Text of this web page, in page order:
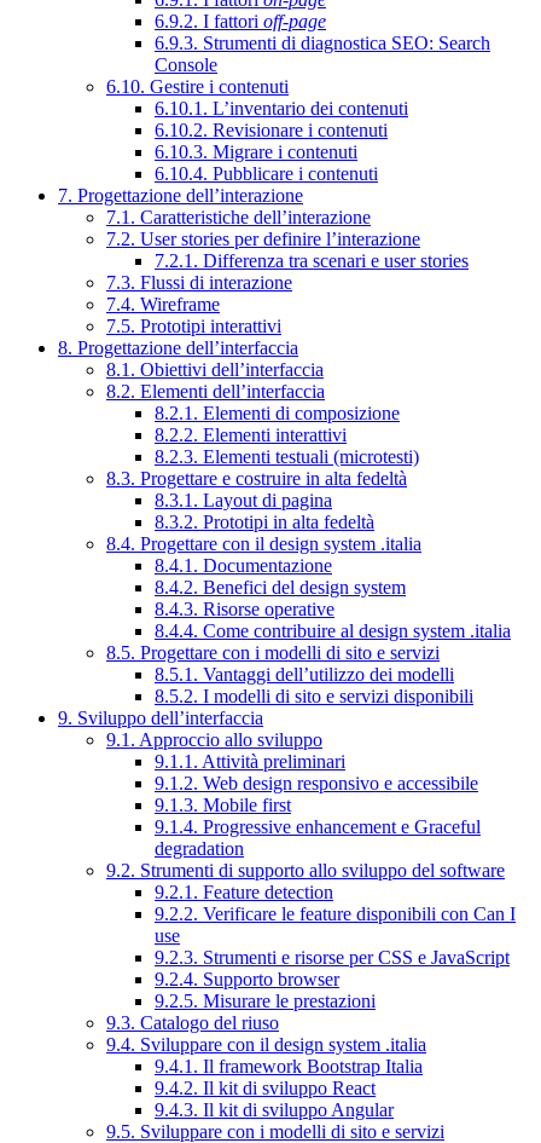
6.9.2. I fattori off-page
6.9.3. Strumenti di diagnostica SEO: Search
Console
6.10. Gestire i contenuti
6.10.1. L’inventario dei contenuti
6.10.2. Revisionare i contenuti
6.10.3. Migrare i contenuti
6.10.4. Pubblicare i contenuti
7. Progettazione dell’interazione
7.1. Caratteristiche dell’interazione
7.2. User stories per definire l’interazione
7.2.1. Differenza tra scenari e user stories
7.3. Flussi di interazione
7.4. Wireframe
7.5. Prototipi interattivi
8. Progettazione dell’interfaccia
8.1. Obiettivi dell’interfaccia
8.2. Elementi dell’interfaccia
8.2.1. Elementi di composizione
8.2.2. Elementi interattivi
8.2.3. Elementi testuali (microtesti)
8.3. Progettare e costruire in alta fedeltà
8.3.1. Layout di pagina
8.3.2. Prototipi in alta fedeltà
8.4. Progettare con il design system .italia
8.4.1. Documentazione
8.4.2. Benefici del design system
8.4.3. Risorse operative
8.4.4. Come contribuire al design system .italia
8.5. Progettare con i modelli di sito e servizi
8.5.1. Vantaggi dell’utilizzo dei modelli
8.5.2. I modelli di sito e servizi disponibili
9. Sviluppo dell’interfaccia
9.1. Approccio allo sviluppo
9.1.1. Attività preliminari
9.1.2. Web design responsivo e accessibile
9.1.3. Mobile first
9.1.4. Progressive enhancement e Graceful
degradation
9.2. Strumenti di supporto allo sviluppo del software
9.2.1. Feature detection
9.2.2. Verificare le feature disponibili con Can I
use
9.2.3. Strumenti e risorse per CSS e JavaScript
9.2.4. Supporto browser
9.2.5. Misurare le prestazioni
9.3. Catalogo del riuso
9.4. Sviluppare con il design system .italia
9.4.1. Il framework Bootstrap Italia
9.4.2. Il kit di sviluppo React
9.4.3. Il kit di sviluppo Angular
9.5. Sviluppare con i modelli di sito e servizi